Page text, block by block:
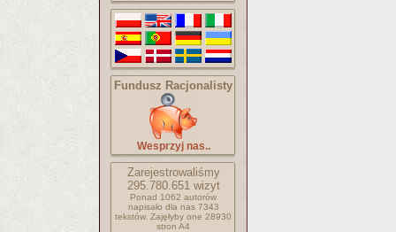
Fundusz Racjonalisty
Wesprzyj nas..
Zarejestrowaliśmy
295.780.651wizyt
Ponad 1062 autorów
napisało dla nas 7343
tekstów. Zajęłyby one 28930
stron A4